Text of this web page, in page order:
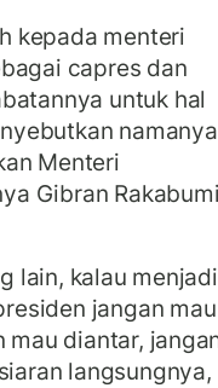
kepada menteri
capres dan
untuk hal
Menteri
Gibran
lain, kalau menjadi
jangan mau
diantar,
langsungnya,